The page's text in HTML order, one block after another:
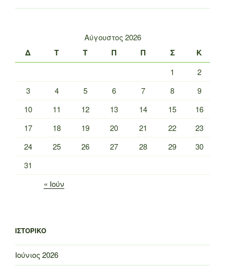
Αύγουστος 2026
Δ Τ Τ Π Π Σ Κ
1
2
3
4 5 6 7 8
9
10
11 12 13 14 15
16
17
18 19 20 21 22
23
24
25 26 27 28 29
30
31
« Ιούν
ΙΣΤΟΡΙΚΌ
Ιούνιος 2026